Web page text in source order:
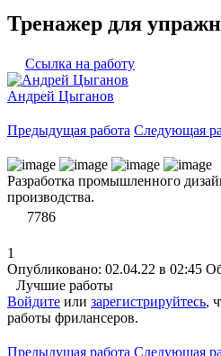
Тренажер для
Ссылка на работу
Андрей Цыганов
Предыдущая работа Следующая
Разработка промышленного
производства.
7786
1
Опубликовано: 02.04.22 в 02:45
Лучшие работы
Войдите или зарегистрируйтесь,
работы фрилансеров.
Предыдущая работа Следующая